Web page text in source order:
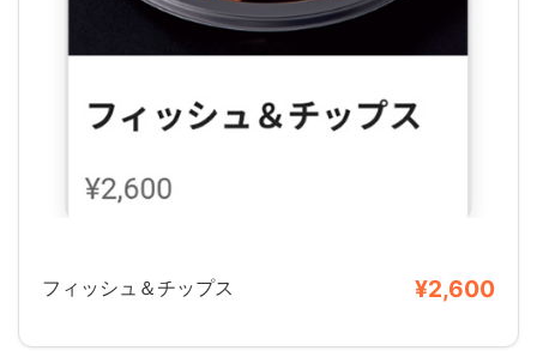
フィッシュ＆チップス ¥2,600